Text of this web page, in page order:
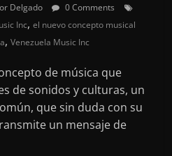
Delgado
0 Comments
Inc,el nuevo concepto musical
,Venezuela Music Inc
de música que
de sonidos y culturas, un
que sin duda con su
un mensaje de